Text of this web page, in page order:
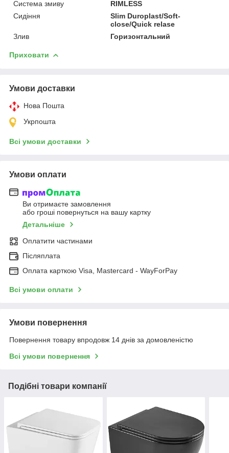
Система змиву
RIMLESS
Сидіння
Slim Duroplast/Soft-
close/Quick relase
Злив
Горизонтальний
Приховати
Умови доставки
Нова Пошта
Укрпошта
Всі умови доставки
Умови оплати
Ви отримаєте замовлення
або гроші повернуться на вашу картку
Детальніше
Оплатити частинами
Післяплата
Оплата карткою Visa, Mastercard - WayForPay
Всі умови оплати
Умови повернення
Повернення товару впродовж 14 днів за домовленістю
Всі умови повернення
Подібні товари компанії